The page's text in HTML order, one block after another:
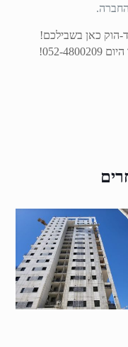
החברה.
הוק כאן בשבילכם!
052-4800209
!